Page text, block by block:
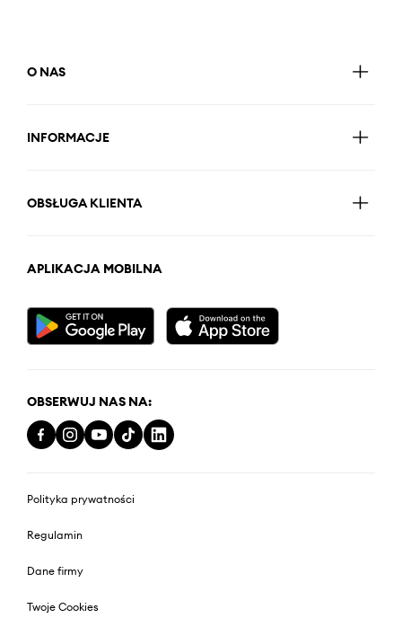
O NAS
INFORMACJE
OBSŁUGA KLIENTA
APLIKACJA MOBILNA
OBSERWUJ NAS NA:
Polityka prywatności
Regulamin
Dane firmy
Twoje Cookies